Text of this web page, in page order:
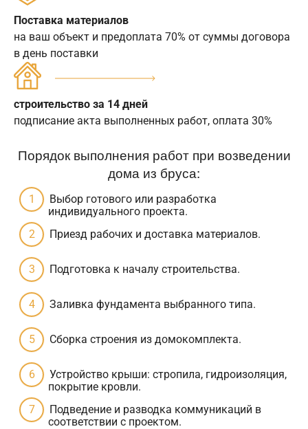
Поставка материалов
на ваш объект и предоплата 70% от суммы договора
в день поставки
строительство за 14 дней
подписание акта выполненных работ, оплата 30%
Порядок выполнения работ при возведении
дома из бруса:
Выбор готового или разработка
индивидуального проекта.
Приезд рабочих и доставка материалов.
Подготовка к началу строительства.
Заливка фундамента выбранного типа.
Сборка строения из домокомплекта.
Устройство крыши: стропила, гидроизоляция,
покрытие кровли.
Подведение и разводка коммуникаций в
соответствии с проектом.